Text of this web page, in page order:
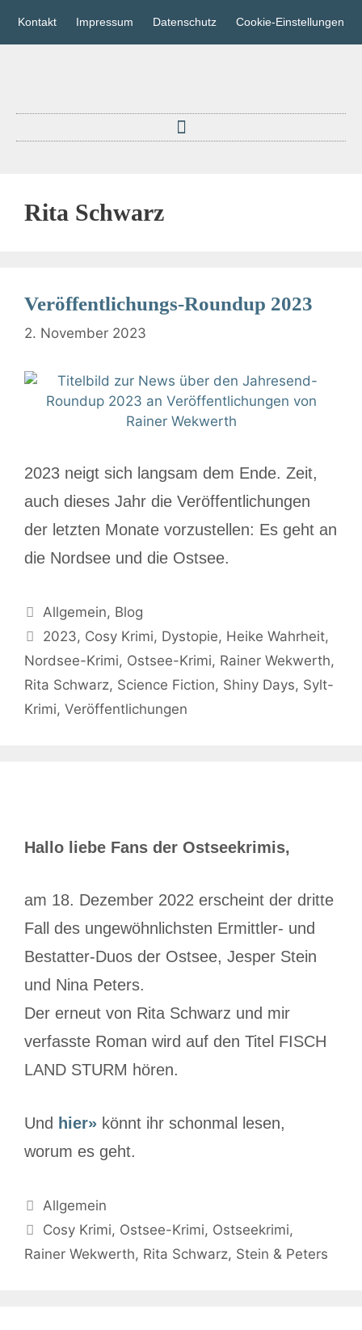
Kontakt Impressum Datenschutz Cookie-Einstellungen
Rita Schwarz
Veröffentlichungs-Roundup 2023
2. November 2023
2023 neigt sich langsam dem Ende. Zeit,
auch dieses Jahr die Veröffentlichungen
der letzten Monate vorzustellen: Es geht an
die Nordsee und die Ostsee.
Allgemein, Blog
2023, Cosy Krimi, Dystopie, Heike Wahrheit,
Nordsee-Krimi, Ostsee-Krimi, Rainer Wekwerth,
Rita Schwarz, Science Fiction, Shiny Days, Sylt-
Krimi, Veröffentlichungen
Hallo liebe Fans der Ostseekrimis,
am 18. Dezember 2022 erscheint der dritte
Fall des ungewöhnlichsten Ermittler- und
Bestatter-Duos der Ostsee, Jesper Stein
und Nina Peters.
Der erneut von Rita Schwarz und mir
verfasste Roman wird auf den Titel FISCH
LAND STURM hören.
Und hier» könnt ihr schonmal lesen,
worum es geht.
Allgemein
Cosy Krimi, Ostsee-Krimi, Ostseekrimi,
Rainer Wekwerth, Rita Schwarz, Stein & Peters